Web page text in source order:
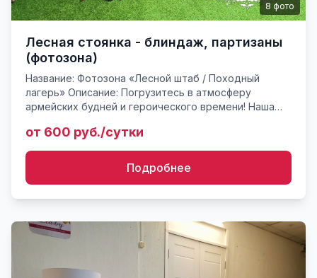
8 фото
Лесная стоянка - блиндаж, партизаны
(фотозона)
Название: Фотозона «Лесной штаб / Походный
лагерь» Описание: Погрузитесь в атмосферу
армейских будней и героического времени! Наша
лесной лагерь с поразит...
от 600 руб./сутки
Подробнее